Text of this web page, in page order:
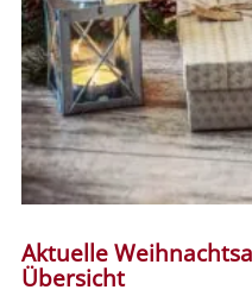
Aktuelle
Übersicht